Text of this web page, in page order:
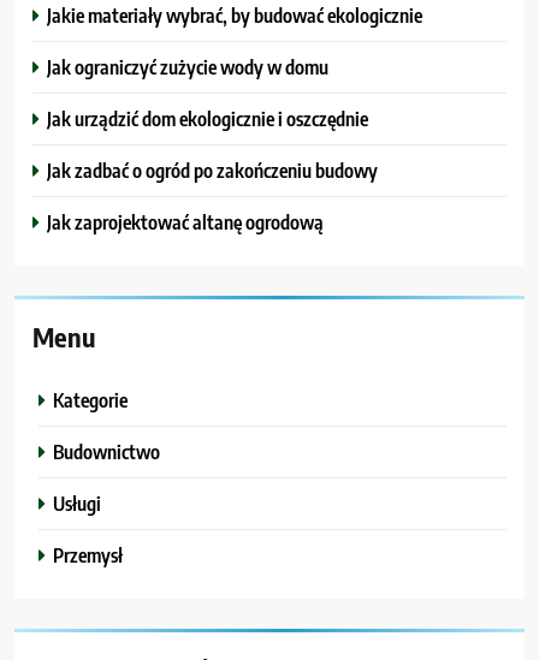
Jakie materiały wybrać, by budować ekologicznie
Jak ograniczyć zużycie wody w domu
Jak urządzić dom ekologicznie i oszczędnie
Jak zadbać o ogród po zakończeniu budowy
Jak zaprojektować altanę ogrodową
Menu
Kategorie
Budownictwo
Usługi
Przemysł